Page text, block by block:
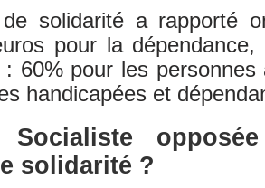
solidarité a rapporté
pour la
60% pour les
handicapées et
solidarité ?